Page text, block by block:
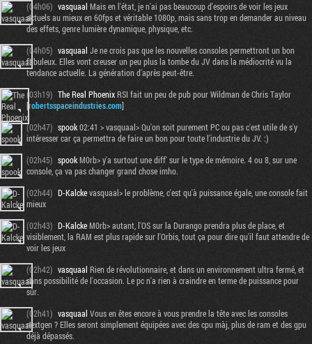
(04h06) vasquaal Mais en l'état, je n'ai pas beaucoup d'espoirs de voir les jeux
actuels au mieux en 60fps et véritable 1080p, mais sans trop en demander au niveau
des effets, genre lumière dynamique, physique, etc.
(04h05) vasquaal Je ne crois pas que les nouvelles consoles permettront un bon
fabuleux. Elles vont creuser un peu plus la tombe du JV dans la médiocrité vu la
tendance actuelle. La génération d'après peut-être.
(03h19) The Real PhoenixRSI fait un peu de pub pour Wildman de Chris Taylor
[robertsspaceindustries.com]
(02h47) spook02:41 > vasquaal> Qu'on soit purement PC ou pas c'est utile de s'y
intéresser car ça permettra de faire un bon pour toute l'industrie du JV. :)
(02h45) spookM0rb> y'a surtout une diff' sur le type de mémoire. 4 ou 8, sur une
console, ça va pas changer grand chose imho.
(02h44) D-Kalckevasquaal> le problème, c'est qu'à puissance égale, une console fait
mieux
(02h43) D-KalckeM0rb> autant, l'OS sur la Durango prendra plus de place, et
visiblement, la RAM est plus rapide sur l'Orbis, tout ça pour dire qu'il faut attendre de
voir les jeux
(02h42) vasquaal Rien de révolutionnaire, et dans un environnement ultra fermé, et
sans possibilité de l'occasion. Le pc n'a rien à craindre en terme de puissance pour
sûr.
(02h41) vasquaal Vous en êtes encore à vous prendre la tête avec les consoles
nextgen ? Elles seront simplement équipées avec des cpu màj, plus de ram et des gpu
déjà dépassés.